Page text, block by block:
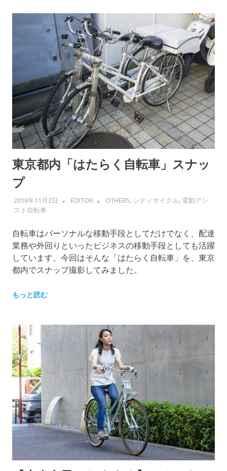
東京都内「はたらく自転車」スナッ
プ
2018年11月2日 EDITOR OTHERS, シティサイクル, 電動アシ
スト自転車
自転車はパーソナルな移動手段としてだけでなく、配達
業務や外回りといったビジネスの移動手段としても活躍
しています。今回はそんな「はたらく自転車」を、東京
都内でスナップ撮影してみました。
もっと読む